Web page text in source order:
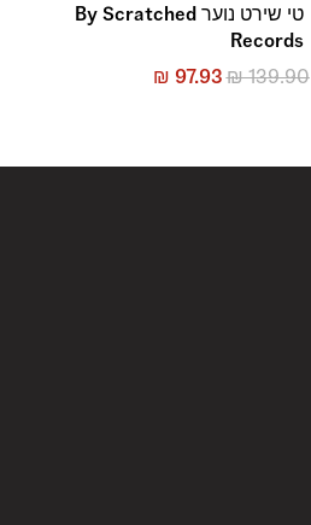
טי שירט נוער By Scratched
Records
₪139.90
₪ 97.93